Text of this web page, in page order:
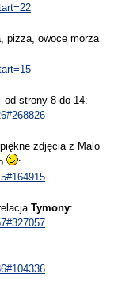
pizza, owoce morza
od strony 8 do 14:
zdjęcia z Malo
:
Tymony: